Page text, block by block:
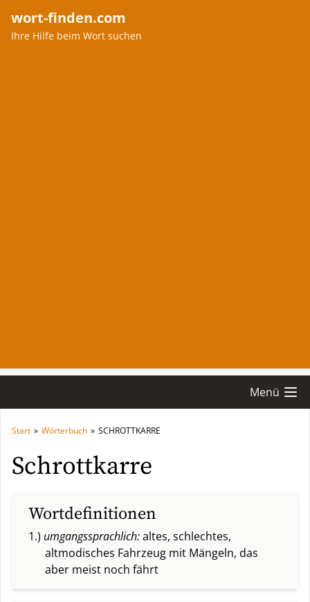
wort-finden.com
Ihre Hilfe beim Wort suchen
Menü
Start » Wörterbuch » SCHROTTKARRE
Schrottkarre
Wortdefinitionen
1.) umgangssprachlich:altes, schlechtes,
altmodisches Fahrzeug mit Mängeln, das
aber meist noch fährt